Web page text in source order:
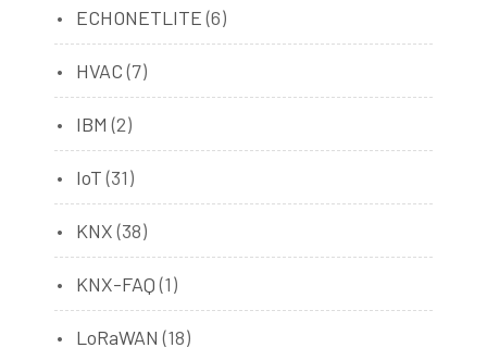
ECHONETLITE(6)
HVAC(7)
IBM (2)
IoT(31)
KNX(38)
KNX-FAQ(1)
LoRaWAN (18)